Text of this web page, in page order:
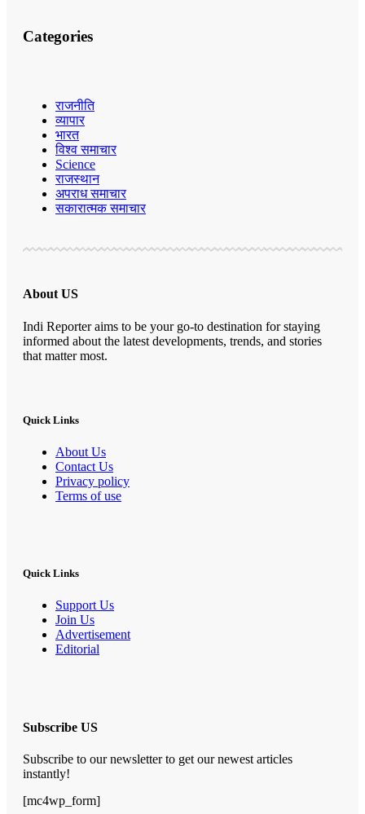
Categories
राजनीति
व्यापार
भारत
विश्व समाचार
Science
राजस्थान
अपराध समाचार
सकारात्मक समाचार
About US
Indi Reporter aims to be your go-to destination for staying
informed about the latest developments, trends, and stories
that matter most.
Quick Links
About Us
Contact Us
Privacy policy
Terms of use
Quick Links
Support Us
Join Us
Advertisement
Editorial
Subscribe US
Subscribe to our newsletter to get our newest articles
instantly!
[mc4wp_form]